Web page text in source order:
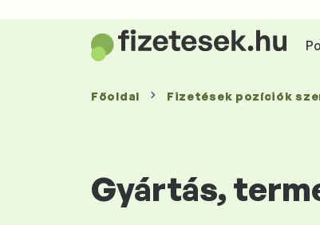
Főoldal Fizetések pozíciók
Gyártás,